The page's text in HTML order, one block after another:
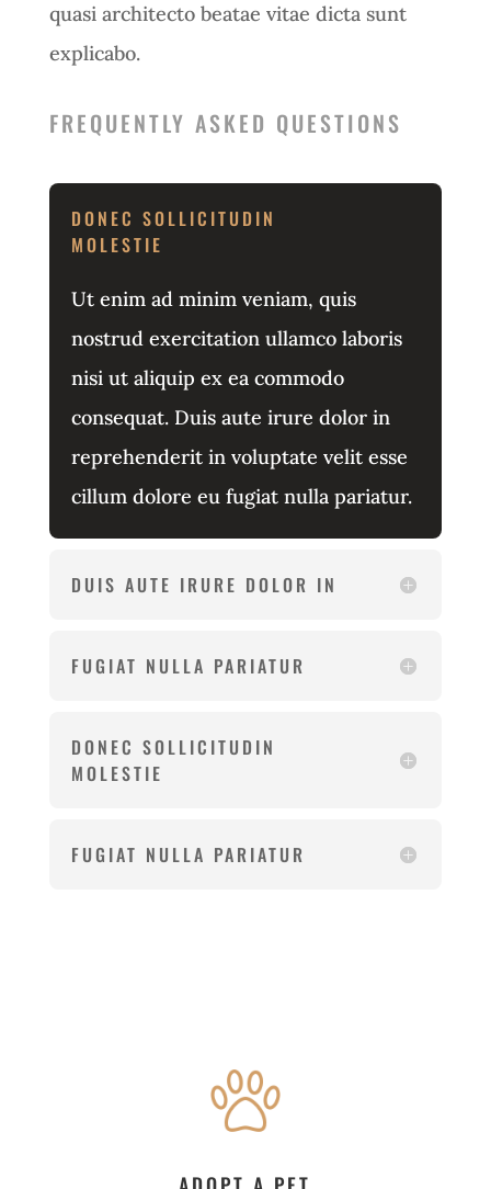
quasi architecto beatae vitae dicta sunt
explicabo.
FREQUENTLY ASKED QUESTIONS
DONEC SOLLICITUDIN
MOLESTIE
Ut enim ad minim veniam, quis
nostrud exercitation ullamco laboris
nisi ut aliquip ex ea commodo
consequat. Duis aute irure dolor in
reprehenderit in voluptate velit esse
cillum dolore eu fugiat nulla pariatur.
DUIS AUTE IRURE DOLOR IN
FUGIAT NULLA PARIATUR
DONEC SOLLICITUDIN
MOLESTIE
FUGIAT NULLA PARIATUR